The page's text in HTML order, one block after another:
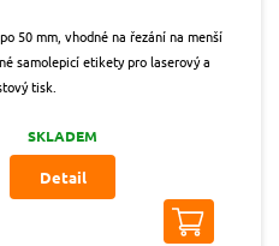
50 mm, vhodné na řezání na menší
samolepicí etikety pro laserový a
tisk.
SKLADEM
Detail